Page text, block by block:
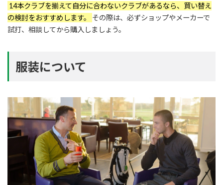
14本クラブを揃えて自分に合わないクラブがあるなら、買い替え
の検討をおすすめします。 その際は、必ずショップやメーカーで
試打、相談してから購入しましょう。
服装について